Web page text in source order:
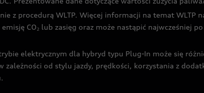
z procedurą WLTP. Więcej informacji na temat WLTP
CO2 lub zasięg oraz może nastąpić najwcześniej
elektrycznym dla hybryd typu Plug-In może się
zależności od stylu jazdy, prędkości, korzystania z